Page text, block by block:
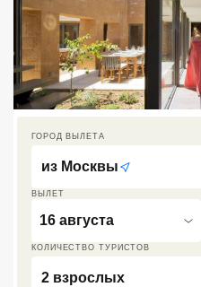
ВЫЛЕТ
16 августа
КОЛИЧЕСТВО ТУРИСТОВ
2 взрослых
ГОРОД ВЫЛЕТА
из Москвы
ТОП 10 лучших отелей 5*
ТОП 10 недорогих отелей
5*
Недорогие отели 4*
Лучшие отели 3* звезды
Недорогие отели 3*
звезды